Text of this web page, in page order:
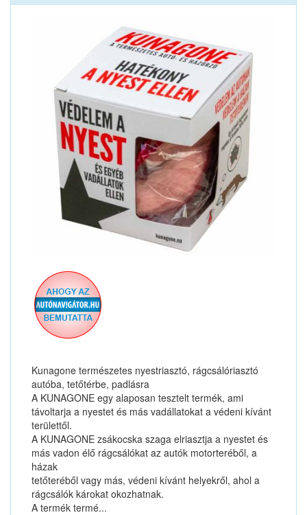
Kunagone természetes nyestriasztó, rágcsálóriasztó
autóba, tetőtérbe, padlásra
A KUNAGONE egy alaposan tesztelt termék, ami
távoltarja a nyestet és más vadállatokat a védeni kívánt
területtől.
A KUNAGONE zsákocska szaga elriasztja a nyestet és
más vadon élő rágcsálókat az autók motorteréből, a
házak
tetőteréből vagy más, védeni kívánt helyekről, ahol a
rágcsálók károkat okozhatnak.
A termék termé...